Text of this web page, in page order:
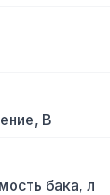
В
бака, л